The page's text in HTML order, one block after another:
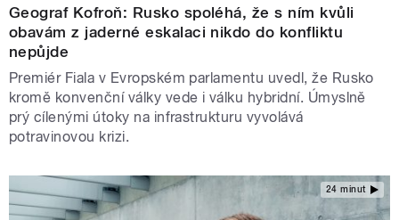
Geograf Kofroň: Rusko spoléhá, že s ním kvůli
obavám z jaderné eskalaci nikdo do konfliktu
nepůjde
Premiér Fiala v Evropském parlamentu uvedl, že Rusko
kromě konvenční války vede i válku hybridní. Úmyslně
prý cílenými útoky na infrastrukturu vyvolává
potravinovou krizi.
24 minut